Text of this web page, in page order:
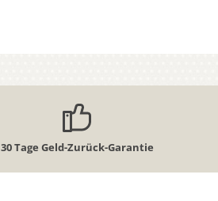
30 Tage Geld-Zurück-Garantie